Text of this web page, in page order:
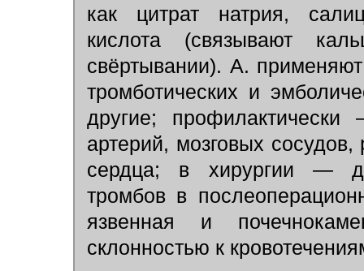
как цитрат натрия,
кислота (связывают
свёртывании). А.
тромботических и
другие;
артерий, мозговых
сердца; в хирургии —
тромбов в
язвенная и
склонностью к